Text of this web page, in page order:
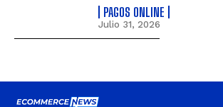
PAGOS ONLINE
Julio 31, 2026